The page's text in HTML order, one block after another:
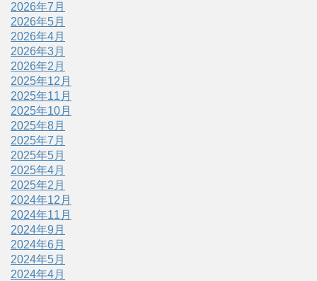
2026年7月
2026年5月
2026年4月
2026年3月
2026年2月
2025年12月
2025年11月
2025年10月
2025年8月
2025年7月
2025年5月
2025年4月
2025年2月
2024年12月
2024年11月
2024年9月
2024年6月
2024年5月
2024年4月